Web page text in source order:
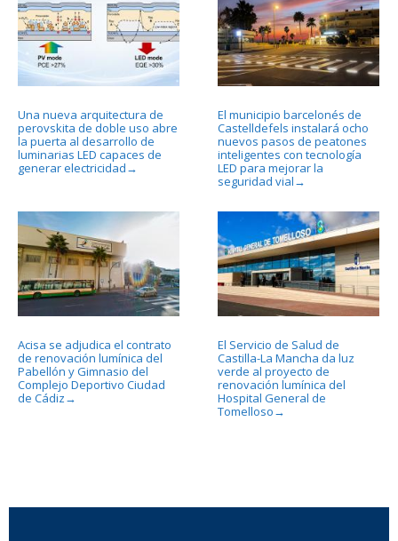
Una nueva arquitectura de
perovskita de doble uso abre
la puerta al desarrollo de
luminarias LED capaces de
generar electricidad →
El municipio barcelonés de
Castelldefels instalará ocho
nuevos pasos de peatones
inteligentes con tecnología
LED para mejorar la
seguridad vial →
Acisa se adjudica el contrato
de renovación lumínica del
Pabellón y Gimnasio del
Complejo Deportivo Ciudad
de Cádiz →
El Servicio de Salud de
Castilla-La Mancha da luz
verde al proyecto de
renovación lumínica del
Hospital General de
Tomelloso →